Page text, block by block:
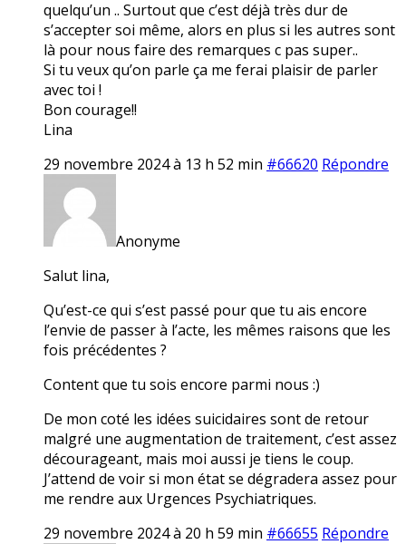
quelqu’un .. Surtout que c’est déjà très dur de
s’accepter soi même, alors en plus si les autres sont
là pour nous faire des remarques c pas super..
Si tu veux qu’on parle ça me ferai plaisir de parler
avec toi !
Bon courage!!
Lina
29 novembre 2024 à 13 h 52 min #66620 Répondre
Anonyme
Salut lina,
Qu’est-ce qui s’est passé pour que tu ais encore
l’envie de passer à l’acte, les mêmes raisons que les
fois précédentes ?
Content que tu sois encore parmi nous :)
De mon coté les idées suicidaires sont de retour
malgré une augmentation de traitement, c’est assez
décourageant, mais moi aussi je tiens le coup.
J’attend de voir si mon état se dégradera assez pour
me rendre aux Urgences Psychiatriques.
29 novembre 2024 à 20 h 59 min #66655 Répondre